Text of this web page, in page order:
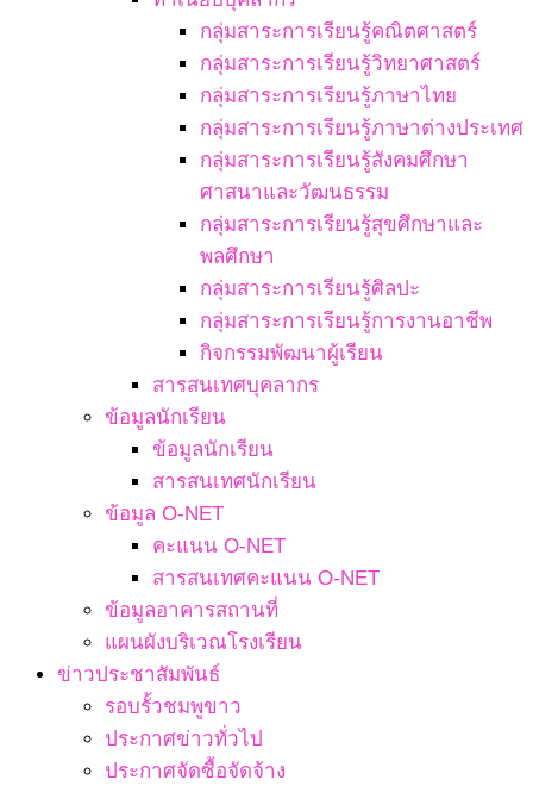
กลุ่มสาระการเรียนรู้คณิตศาสตร์
กลุ่มสาระการเรียนรู้วิทยาศาสตร์
กลุ่มสาระการเรียนรู้ภาษาไทย
กลุ่มสาระการเรียนรู้ภาษาต่างประเทศ
กลุ่มสาระการเรียนรู้สังคมศึกษา
ศาสนาและวัฒนธรรม
กลุ่มสาระการเรียนรู้สุขศึกษาและ
พลศึกษา
กลุ่มสาระการเรียนรู้ศิลปะ
กลุ่มสาระการเรียนรู้การงานอาชีพ
กิจกรรมพัฒนาผู้เรียน
สารสนเทศบุคลากร
ข้อมูลนักเรียน
ข้อมูลนักเรียน
สารสนเทศนักเรียน
ข้อมูล O-NET
คะแนน O-NET
สารสนเทศคะแนน O-NET
ข้อมูลอาคารสถานที่
แผนผังบริเวณโรงเรียน
ข่าวประชาสัมพันธ์
รอบรั้วชมพูขาว
ประกาศข่าวทั่วไป
ประกาศจัดซื้อจัดจ้าง